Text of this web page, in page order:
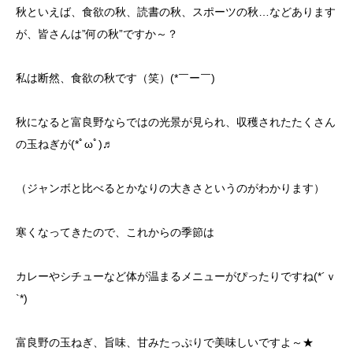
秋といえば、食欲の秋、読書の秋、スポーツの秋…などあります
が、皆さんは”何の秋”ですか～？
私は断然、食欲の秋です（笑）(*￣ー￣)ゞ
秋になると富良野ならではの光景が見られ、収穫されたたくさん
の玉ねぎが(*ﾟωﾟ)♬
（ジャンボと比べるとかなりの大きさというのがわかります）
寒くなってきたので、これからの季節は
カレーやシチューなど体が温まるメニューがぴったりですね(*´ｖ
`*)
富良野の玉ねぎ、旨味、甘みたっぷりで美味しいですよ～★